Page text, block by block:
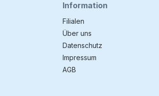
Information
Filialen
Über uns
Datenschutz
Impressum
AGB